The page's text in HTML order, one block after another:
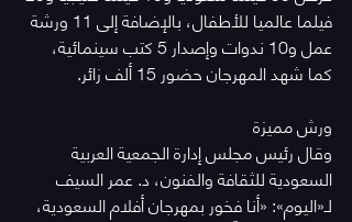
فيلما عالميا للأطفال، بالإضافة إلى 11 ورشة
عمل و10 ندوات وإصدار 5 كتب سينمائية،
كما شهد المهرجان حضور 15 ألف زائر.
ورش مميزة
وقال رئيس مجلس إدارة الجمعية العربية
السعودية للثقافة والفنون، د. عمر السيف
لـ«اليوم»: «أنا فخور بمهرجان أفلام السعودية،